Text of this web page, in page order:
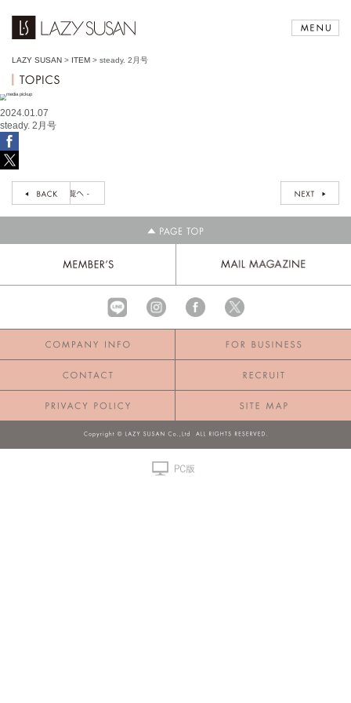
LAZY SUSAN > ITEM > steady. 2月号
2024.01.07
steady. 2月号